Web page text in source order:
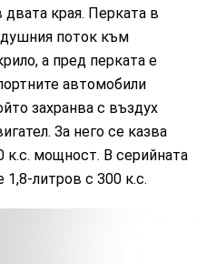
края. Перката в
поток към
а пред перката е
автомобили
захранва с въздух
За него се казва
к.с. мощност. В серийната
литров с 300 к.с.